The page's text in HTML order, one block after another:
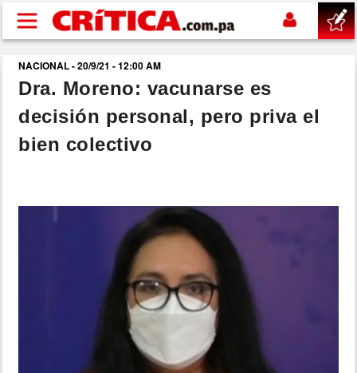
Pasar al contenido principal
buscar
SUCESOS
POLÍTICA
NACIONAL - 20/9/21 - 12:00 AM
Dra. Moreno: vacunarse es
decisión personal, pero priva el
bien colectivo